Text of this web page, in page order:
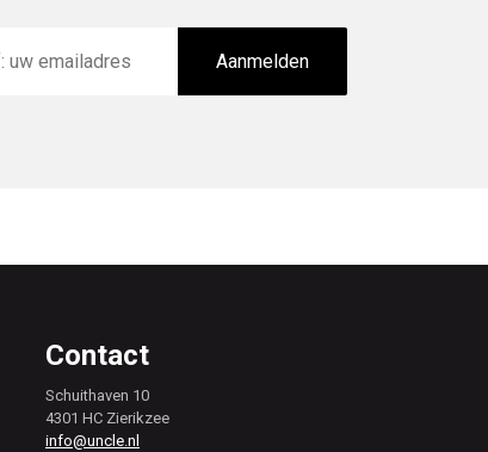
Aanmelden
Contact
Schuithaven 10
4301 HC Zierikzee
info@uncle.nl